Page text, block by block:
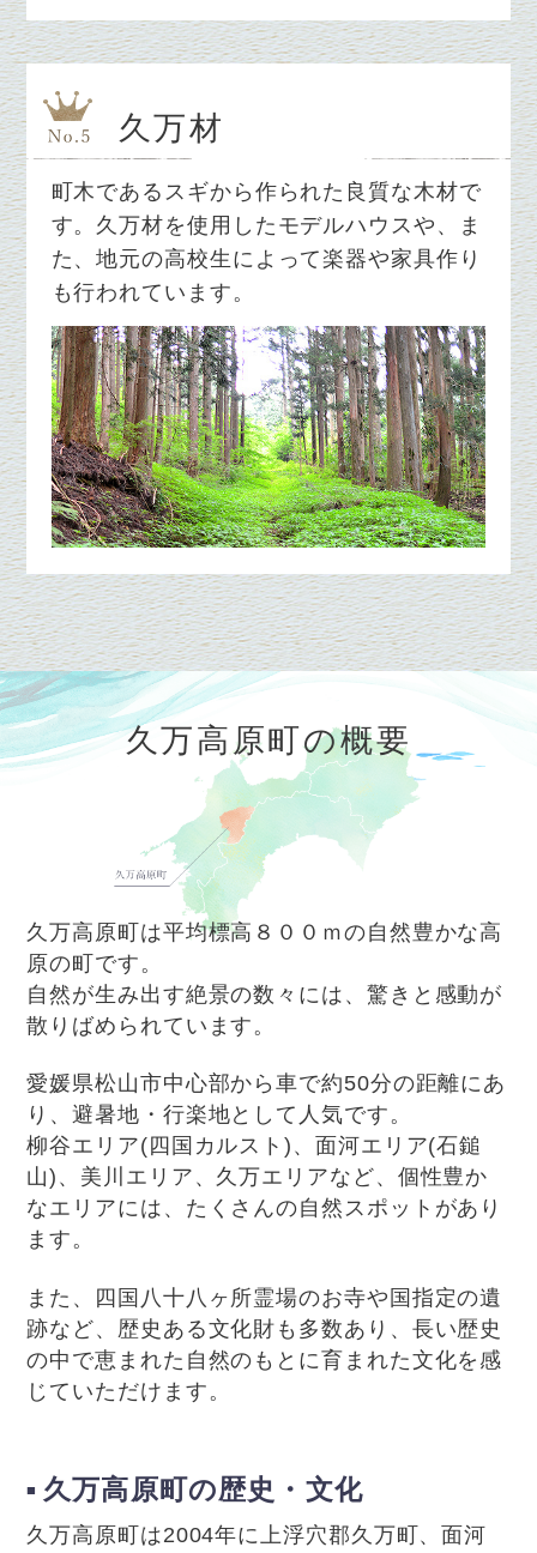
久万材
町木であるスギから作られた良質な木材で
す。久万材を使用したモデルハウスや、ま
た、地元の高校生によって楽器や家具作り
も行われています。
久万高原町の概要
久万高原町は平均標高８００ｍの自然豊かな高
原の町です。
自然が生み出す絶景の数々には、驚きと感動が
散りばめられています。
愛媛県松山市中心部から車で約50分の距離にあ
り、避暑地・行楽地として人気です。
柳谷エリア(四国カルスト)、面河エリア(石鎚
山)、美川エリア、久万エリアなど、個性豊か
なエリアには、たくさんの自然スポットがあり
ます。
また、四国八十八ヶ所霊場のお寺や国指定の遺
跡など、歴史ある文化財も多数あり、長い歴史
の中で恵まれた自然のもとに育まれた文化を感
じていただけます。
久万高原町の歴史・文化
久万高原町は2004年に上浮穴郡久万町、面河